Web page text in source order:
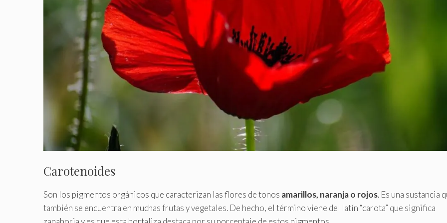
Carotenoides
Son los pigmentos orgánicos que caracterizan las flores de tonos amarillos, naranja o rojos. Es una sustancia
también se encuentra en muchas frutas y vegetales. De hecho, el término viene del latín “carota” que significa